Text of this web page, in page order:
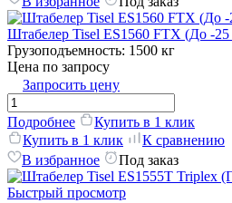
Штабелер Tisel ES1560 FTX (До -25
Грузоподъемность: 1500 кг
Цена по запросу
Запросить цену
Подробнее
Купить в 1 клик
Купить в 1 клик
К сравнению
В избранное
Под заказ
Быстрый просмотр